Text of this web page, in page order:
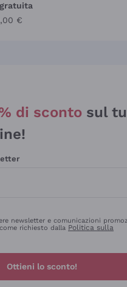
€
di sconto sul
newsletter e comunicazioni
richiesto dalla Politica sulla
Ottieni lo sconto!